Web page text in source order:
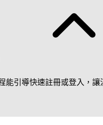
能引導快速註冊或登入，